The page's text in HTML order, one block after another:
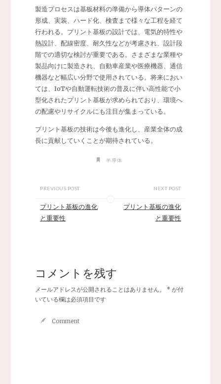
製造プロセスは基板材料の準備から導体パターンの
形成、実装、ハード化、検査まで様々な工程を経て
行われる。プリント基板の設計では、電気的特性や
熱設計、配線密度、耐久性などが考慮され、設計段
階での適切な検討が重要である。さまざまな業種や
製品向けに製造され、自動車産業や医療機器、通信
機器など幅広い分野で使用されている。将来におい
ては、IoTや自動運転技術の普及に伴い高性能で小
型化されたプリント基板が求められており、環境へ
の配慮やリサイクルにも注目が集まっている。
プリント基板の技術は今後も進化し、産業全体の成
長に貢献していくことが期待されている。
半導体
PREVIOUS POST
プリント基板の進化
と重要性
NEXT POST
プリント基板の進化
と重要性
コメントを残す
メールアドレスが公開されることはありません。 *が付
いている欄は必須項目です